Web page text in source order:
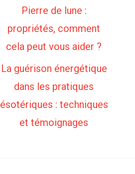
Pierre de lune :
propriétés, comment
cela peut vous aider ?
La guérison énergétique
dans les pratiques
ésotériques : techniques
et témoignages